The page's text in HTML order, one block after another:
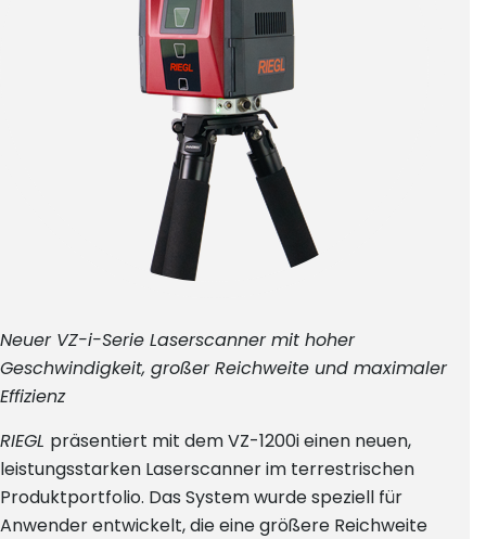
Neuer VZ-i-Serie Laserscanner mit hoher
Geschwindigkeit, großer Reichweite und maximaler
Effizienz
RIEGL präsentiert mit dem VZ-1200i einen neuen,
leistungsstarken Laserscanner im terrestrischen
Produktportfolio. Das System wurde speziell für
Anwender entwickelt, die eine größere Reichweite